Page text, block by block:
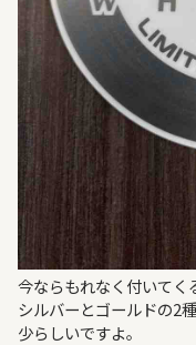
今ならもれなく付いてく
シルバーとゴールドの2
少らしいですよ。